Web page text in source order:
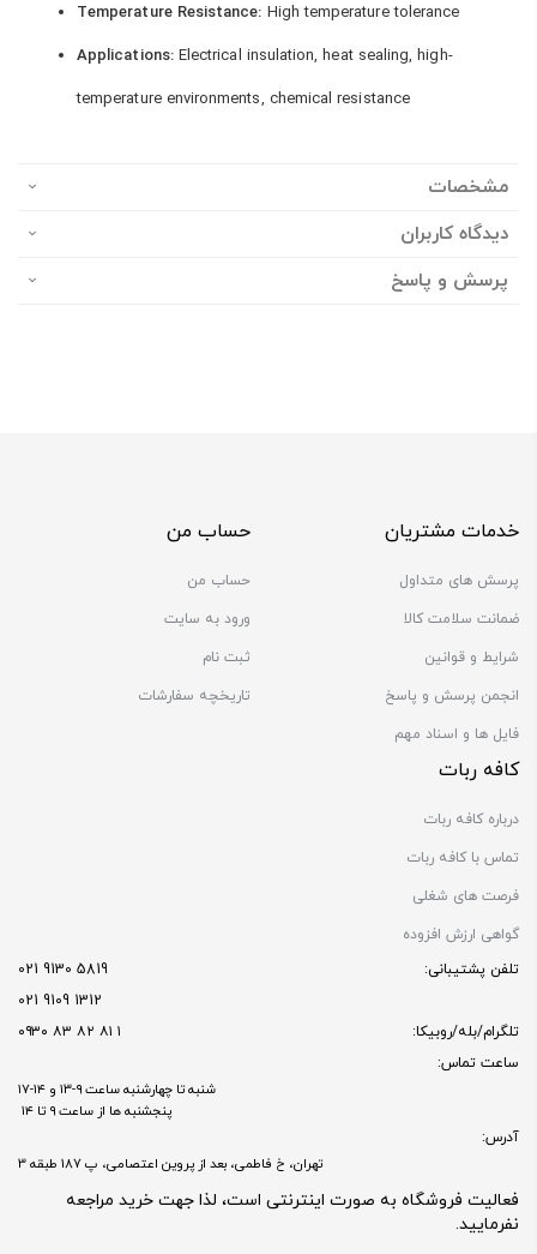
Temperature Resistance: High temperature tolerance
Applications:Electrical insulation, heat sealing, high-
temperature environments, chemical resistance
مشخصات
دیدگاه کاربران
پرسش و پاسخ
خدمات مشتریان
پرسش های متداول
ضمانت سلامت کالا
شرایط و قوانین
انجمن پرسش و پاسخ
فایل ها و اسناد مهم
حساب من
حساب من
ورود به سایت
ثبت نام
تاریخچه سفارشات
کافه ربات
درباره کافه ربات
تماس با کافه ربات
فرصت های شغلی
گواهی ارزش افزوده
تلفن پشتیبانی:
5819 9130 021
1312 9109 021
تلگرام/بله/روبیکا:
۱ ۸۱ ۸۲ ۸۳ ۰۹۳۰
ساعت تماس:
شنبه تا چهارشنبه ساعت ۹-۱۳ و ۱۴-۱۷
پنجشنبه ها از ساعت ۹ تا ۱۴
آدرس:
تهران، خ فاطمی، بعد از پروین اعتصامی، پ 187 طبقه 3
فعالیت فروشگاه به صورت اینترنتی است، لذا جهت خرید مراجعه
نفرمایید.